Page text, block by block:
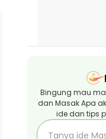
Bingung mau
dan Masak Apa
ide dan tips